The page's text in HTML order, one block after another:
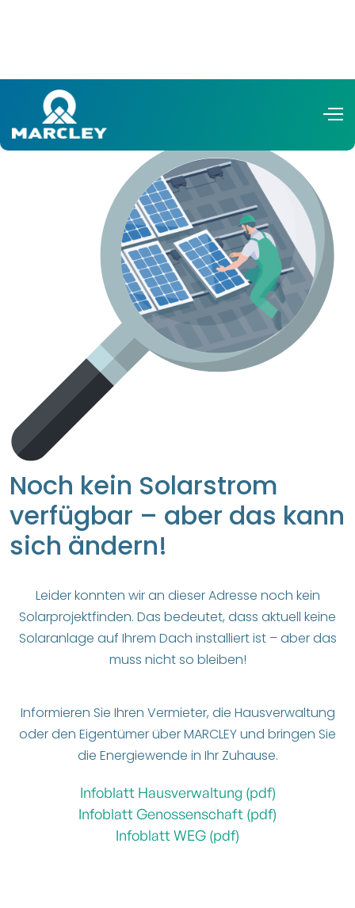
Noch kein Solarstrom
verfügbar – aber das kann
sich ändern!
Leider konnten wir an dieser Adresse noch kein
Solarprojektfinden. Das bedeutet, dass aktuell keine
Solaranlage auf Ihrem Dach installiert ist – aber das
muss nicht so bleiben!
Informieren Sie Ihren Vermieter, die Hausverwaltung
oder den Eigentümer über MARCLEY und bringen Sie
die Energiewende in Ihr Zuhause.
Infoblatt Hausverwaltung (pdf)
Infoblatt Genossenschaft (pdf)
Infoblatt WEG (pdf)